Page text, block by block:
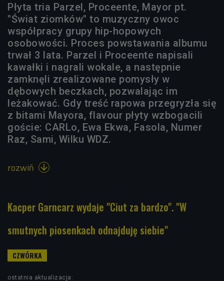
Płyta tria Parzel, Proceente, Mayor pt.
"Świat ziomków" to muzyczny owoc
współpracy grupy hip-hopowych
osobowości. Proces powstawania albumu
trwał 3 lata. Parzel i Proceente napisali
kawałki i nagrali wokale, a następnie
zamknęli zrealizowane pomysły w
dębowych beczkach, pozwalając im
leżakować. Gdy treść rapowa przegryzła się
z bitami Mayora, flavour płyty wzbogacili
goście: CARLo, Ewa Ekwa, Fasola, Numer
Raz, Sami, Wilku WDZ.
rozwiń 
Kacper Garncarz wydaje "Ciut za bardzo". "W
smutnych piosenkach odnajduję siebie"
ostatnia aktualizacja: